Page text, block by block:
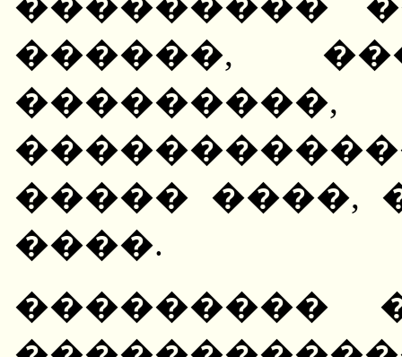
������,
����� ����,
����.
���������